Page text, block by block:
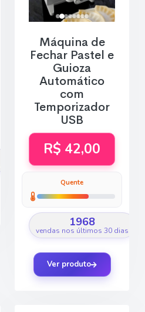
Máquina de
Fechar Pastel e
Guioza
Automático
com
Temporizador
USB
R$ 42,00
Quente
1968
vendas nos últimos 30 dias
Ver produto